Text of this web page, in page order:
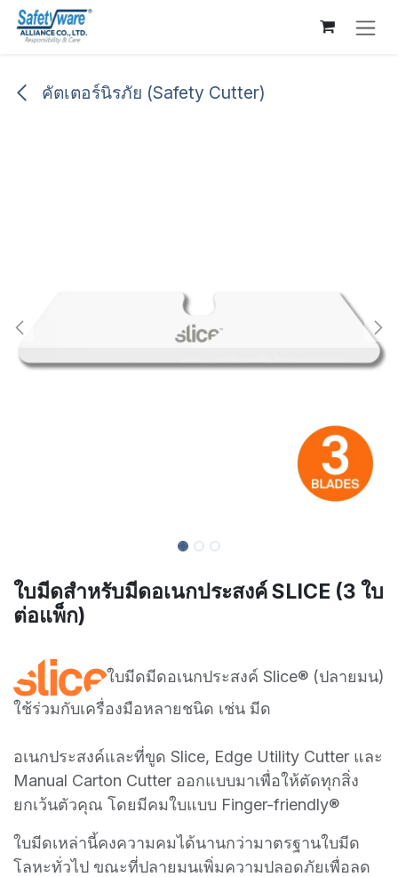
Skip to Content
คัตเตอร์นิรภัย (Safety Cutter)
ใบมีดสำหรับมีดอเนกประสงค์ SLICE (3 ใบ
ต่อแพ็ก)
ใบมีดมีดอเนกประสงค์ Slice® (ปลายมน)
ใช้ร่วมกับเครื่องมือหลายชนิด เช่น มีด
อเนกประสงค์และที่ขูด Slice, Edge Utility Cutter และ
Manual Carton Cutter ออกแบบมาเพื่อให้ตัดทุกสิ่ง
ยกเว้นตัวคุณ โดยมีคมใบแบบ Finger-friendly®
ใบมีดเหล่านี้คงความคมได้นานกว่ามาตรฐานใบมีด
โลหะทั่วไป ขณะที่ปลายมนเพิ่มความปลอดภัยเพื่อลด